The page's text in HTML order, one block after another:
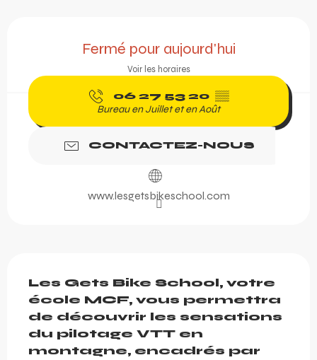
Fermé pour aujourd'hui
Voir les horaires
06 27 53 20 ▒▒
Bureau en Juillet et en Août
CONTACTEZ-NOUS
www.lesgetsbikeschool.com
Les Gets Bike School, votre
école MCF, vous permettra
de découvrir les sensations
du pilotage VTT en
montagne, encadrés par